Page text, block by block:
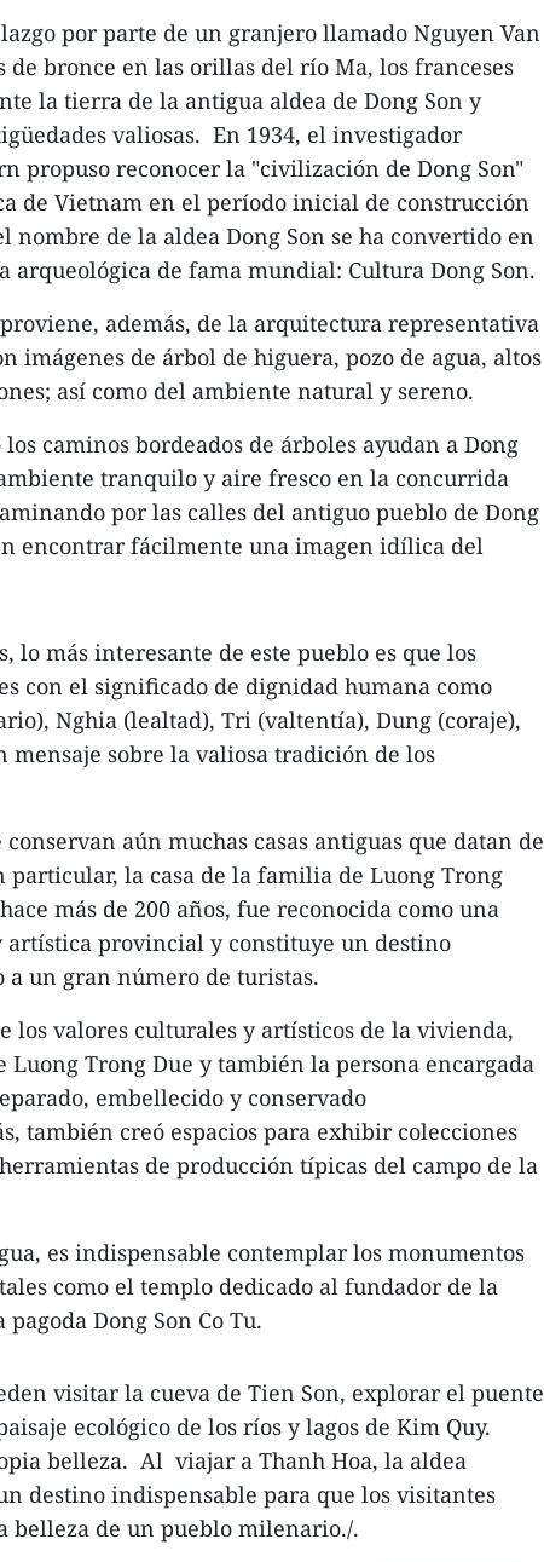
por parte de un granjero llamado Nguyen Van
de bronce en las orillas del río Ma, los franceses
la tierra de la antigua aldea de Dong Son y
valiosas. En 1934, el investigador
propuso reconocer la "civilización de Dong Son"
de Vietnam en el período inicial de construcción
nombre de la aldea Dong Son se ha convertido en
arqueológica de fama mundial: Cultura Dong Son.
además, de la arquitectura representativa
imágenes de árbol de higuera, pozo de agua, altos
así como del ambiente natural y sereno.
los caminos bordeados de árboles ayudan a Dong
tranquilo y aire fresco en la concurrida
por las calles del antiguo pueblo de Dong
encontrar fácilmente una imagen idílica del
lo más interesante de este pueblo es que los
con el significado de dignidad humana como
Nghia (lealtad), Tri (valtentía), Dung (coraje),
sobre la valiosa tradición de los
aún muchas casas antiguas que datan de
particular, la casa de la familia de Luong Trong
más de 200 años, fue reconocida como una
provincial y constituye un destino
un gran número de turistas.
los valores culturales y artísticos de la vivienda,
Luong Trong Due y también la persona encargada
embellecido y conservado
también creó espacios para exhibir colecciones
de producción típicas del campo de la
es indispensable contemplar los monumentos
como el templo dedicado al fundador de la
Dong Son Co Tu.
visitar la cueva de Tien Son, explorar el puente
ecológico de los ríos y lagos de Kim Quy.
belleza. Al viajar a Thanh Hoa, la aldea
destino indispensable para que los visitantes
belleza de un pueblo milenario./.